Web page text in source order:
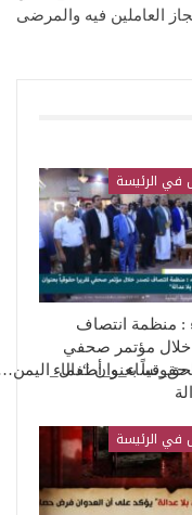
العاملين فيه والمرضى
في الرئيسة
: منظمة انتصاف
مؤتمر صحفي
حقوقياً بعنوان “دماء
في الرئيسة